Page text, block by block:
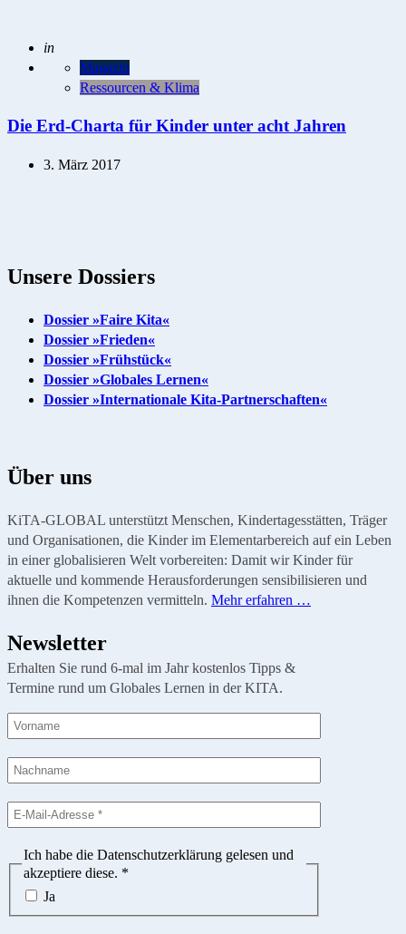
Posted
in
Magazin
Ressourcen & Klima
Die Erd-Charta für Kinder unter acht Jahren
3. März 2017
Unsere Dossiers
Dossier »Faire Kita«
Dossier »Frieden«
Dossier »Frühstück«
Dossier »Globales Lernen«
Dossier »Internationale Kita-Partnerschaften«
Über uns
KiTA-GLOBAL unterstützt Menschen, Kindertagesstätten, Träger
und Organisationen, die Kinder im Elementarbereich auf ein Leben
in einer globalisieren Welt vorbereiten: Damit wir Kinder für
aktuelle und kommende Herausforderungen sensibilisieren und
ihnen die Kompetenzen vermitteln. Mehr erfahren …
Newsletter
Erhalten Sie rund 6-mal im Jahr kostenlos Tipps &
Termine rund um Globales Lernen in der KITA.
Ich habe die Datenschutzerklärung gelesen und
akzeptiere diese. *
Ja